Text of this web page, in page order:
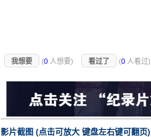
我想要 (0 人想要) 看过了 (0 人看过
影片截图 (点击可放大 键盘左右键可翻页)